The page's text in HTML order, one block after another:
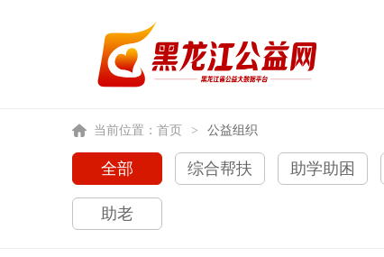
当前位置： 首页 > 公益组织
全部 综合帮扶 助学助困
助老